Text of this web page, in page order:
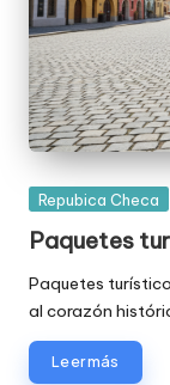
Publicada
Repubica Checa
Paquetes
Paquetes
al corazón
Leer más